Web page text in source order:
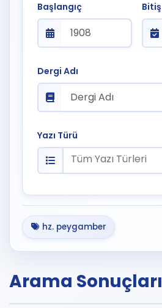
Başlangıç Bitiş
Dergi Adı
Yazı Türü
Tüm Yazı Türleri
hz. peygamber
Arama Sonuçları